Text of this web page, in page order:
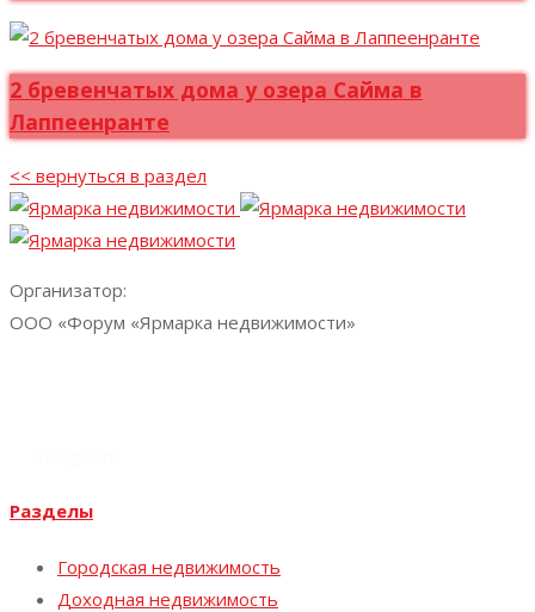
2 бревенчатых дома у озера Сайма в
Лаппеенранте
<< вернуться в раздел
Организатор:
ООО «Форум «Ярмарка недвижимости»
Разделы
Городская недвижимость
Доходная недвижимость